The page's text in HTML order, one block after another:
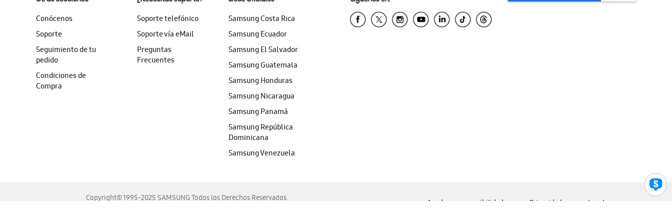
Conócenos
Soporte
Seguimiento de tu
pedido
Condiciones de
Compra
Soporte telefónico
Soporte vía eMail
Preguntas
Frecuentes
Samsung Costa Rica
Samsung Ecuador
Samsung El Salvador
Samsung Guatemala
Samsung Honduras
Samsung Nicaragua
Samsung Panamá
Samsung República
Dominicana
Samsung Venezuela
Copyright© 1995-2025 SAMSUNG Todos los Derechos Reservados.
Ayuda para accesibilidad Privacidad Legal